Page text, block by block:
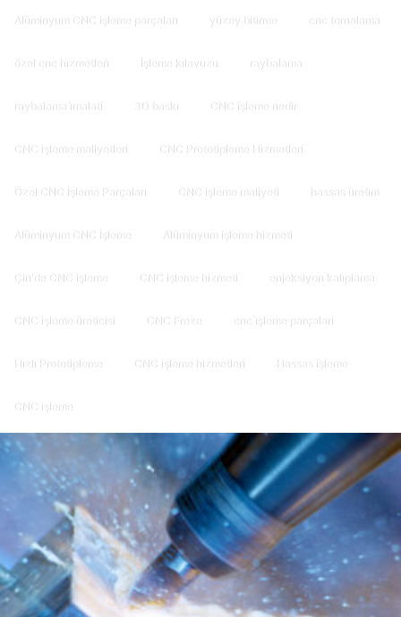
Alüminyum CNC işleme parçaları yüzey bitirme cnc tornalama
özel cnc hi̇zmetleri̇ İşleme kılavuzu raybalama
raybalama i̇malati 3D baskı CNC işleme nedir
CNC işleme maliyetleri CNC Prototipleme Hizmetleri
Özel CNC İşleme Parçaları CNC işleme maliyeti hassas üreti̇m
Alüminyum CNC İşleme Alüminyum işleme hizmeti
Çin'de CNC işleme CNC işleme hizmeti enjeksiyon kalıplama
CNC işleme üreticisi CNC Freze cnc i̇şleme parçalari
Hızlı Prototipleme CNC işleme hizmetleri Hassas işleme
CNC işleme